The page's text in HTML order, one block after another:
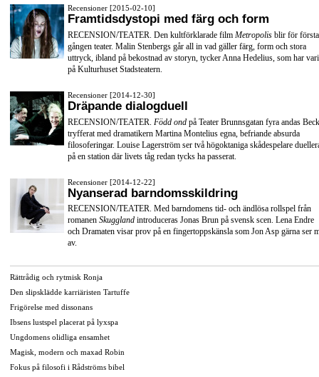
Recensioner [2015-02-10]
Framtidsdystopi med färg och form
RECENSION/TEATER. Den kultförklarade film Metropolis blir för första
gången teater. Malin Stenbergs går all in vad gäller färg, form och stora
uttryck, ibland på bekostnad av storyn, tycker Anna Hedelius, som har
på Kulturhuset Stadsteatern.
Recensioner [2014-12-30]
Dräpande dialogduell
RECENSION/TEATER. Född ond på Teater Brunnsgatan fyra andas
tryfferat med dramatikern Martina Montelius egna, befriande absurda
filosoferingar. Louise Lagerström ser två högoktaniga skådespelare
på en station där livets tåg redan tycks ha passerat.
Recensioner [2014-12-22]
Nyanserad barndomsskildring
RECENSION/TEATER. Med barndomens tid- och ändlösa rollspel från
romanen Skuggland introduceras Jonas Brun på svensk scen. Lena Endre
och Dramaten visar prov på en fingertoppskänsla som Jon Asp gärna ser
av.
Rättrådig och rytmisk Ronja
Den slipsklädde karriäristen Tartuffe
Frigörelse med dissonans
Ibsens lustspel placerat på lyxspa
Ungdomens olidliga ensamhet
Magisk, modern och maxad Robin
Fokus på filosofi i Rådströms bibel